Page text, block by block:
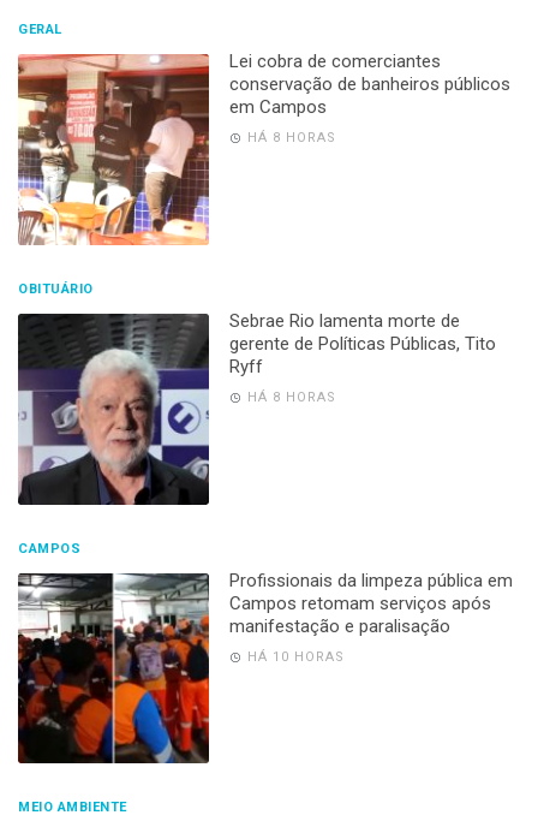
GERAL
Lei cobra de comerciantes
conservação de banheiros públicos
em Campos
HÁ 8 HORAS
OBITUÁRIO
Sebrae Rio lamenta morte de
gerente de Políticas Públicas, Tito
Ryff
HÁ 8 HORAS
CAMPOS
Profissionais da limpeza pública em
Campos retomam serviços após
manifestação e paralisação
HÁ 10 HORAS
MEIO AMBIENTE